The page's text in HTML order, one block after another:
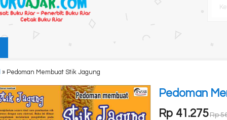
Teknik Relaksasi Otot Progresif pada Air Traffic C
Antologi Puisi Cinta
MANAGEMENT ACCOUNTING
» Pedoman Membuat Stik Jagung
Pedoman
Rp 41.275 Rp